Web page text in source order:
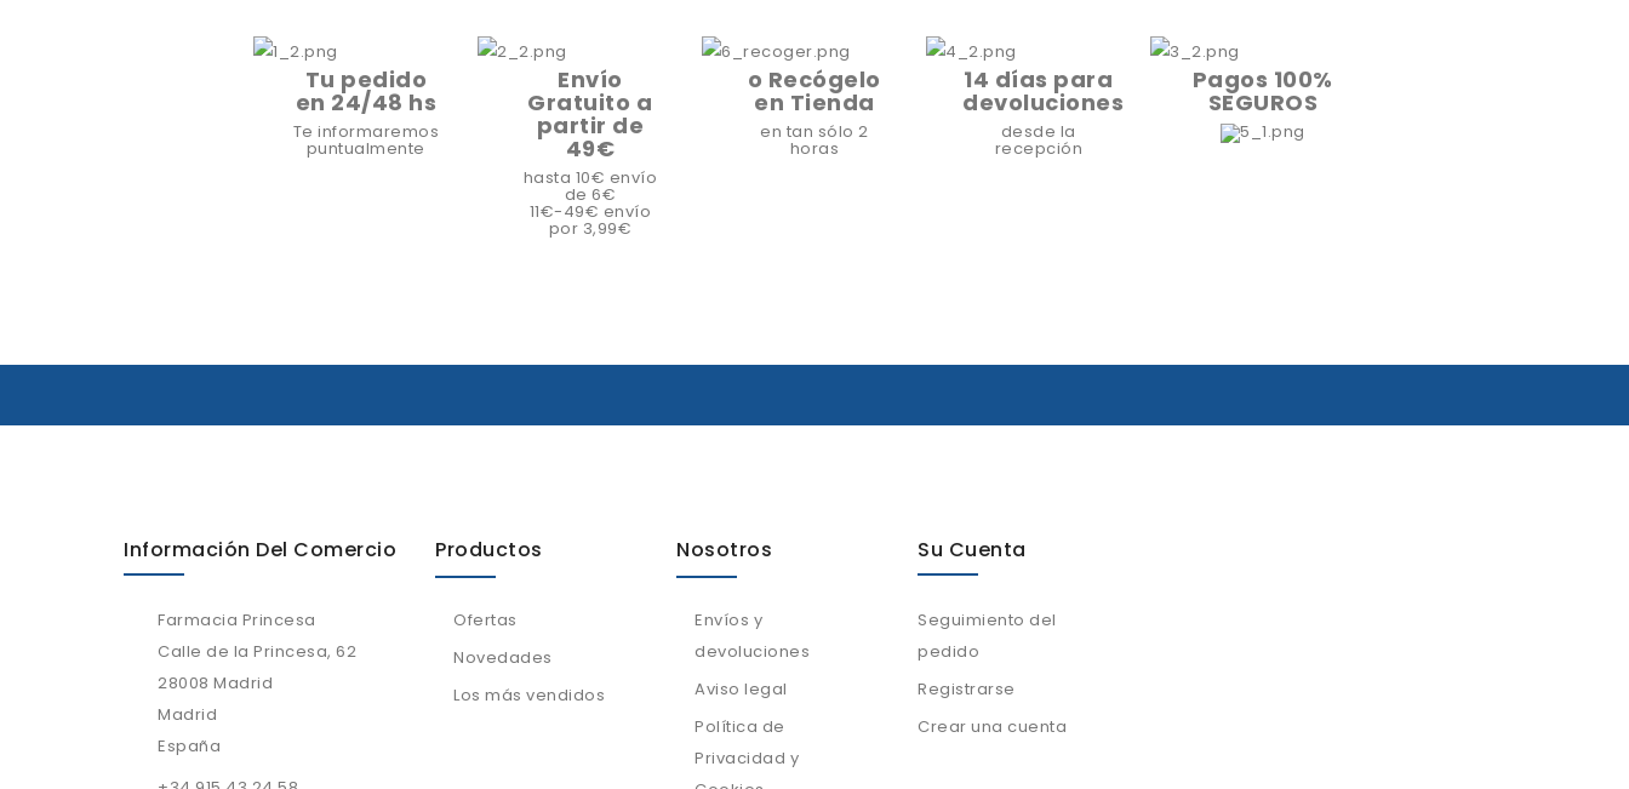
Tu pedido
en 24/48 hs
Te informaremos
puntualmente
Envío
Gratuito a
partir de
49€
hasta 10€ envío
de 6€
11€-49€ envío
por 3,99€
o Recógelo
en Tienda
en tan sólo 2
horas
14 días para
devoluciones
desde la
recepción
Pagos 100%
SEGUROS
Información Del Comercio
Farmacia Princesa
Calle de la Princesa, 62
28008 Madrid
Madrid
España
Productos
Ofertas
Novedades
Los más vendidos
Nosotros
Envíos y
devoluciones
Aviso legal
Política de
Privacidad y
Su Cuenta
Seguimiento del
pedido
Registrarse
Crear una cuenta